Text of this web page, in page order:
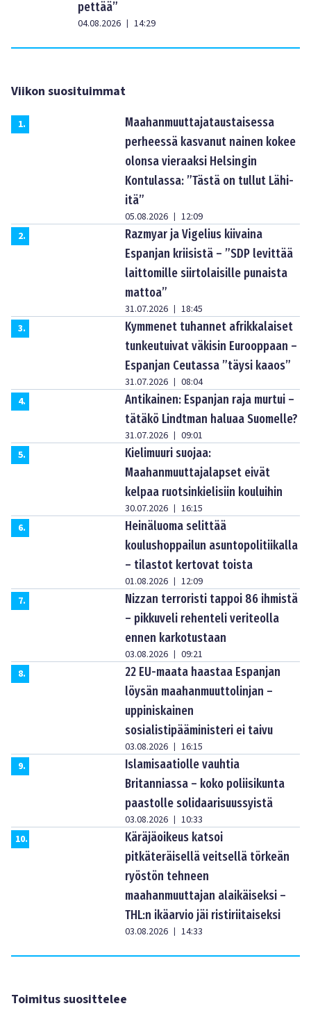
pettää”
04.08.2026 | 14:29
Viikon suosituimmat
1.
Maahanmuuttajataustaisessa
perheessä kasvanut nainen kokee
olonsa vieraaksi Helsingin
Kontulassa: ”Tästä on tullut Lähi-
itä”
05.08.2026 | 12:09
2.
Razmyar ja Vigelius kiivaina
Espanjan kriisistä – ”SDP levittää
laittomille siirtolaisille punaista
mattoa”
31.07.2026 | 18:45
3.
Kymmenet tuhannet afrikkalaiset
tunkeutuivat väkisin Eurooppaan –
Espanjan Ceutassa ”täysi kaaos”
31.07.2026 | 08:04
4.
Antikainen: Espanjan raja murtui –
tätäkö Lindtman haluaa Suomelle?
31.07.2026 | 09:01
5.
Kielimuuri suojaa:
Maahanmuuttajalapset eivät
kelpaa ruotsinkielisiin kouluihin
30.07.2026 | 16:15
6.
Heinäluoma selittää
koulushoppailun asuntopolitiikalla
– tilastot kertovat toista
01.08.2026 | 12:09
7.
Nizzan terroristi tappoi 86 ihmistä
– pikkuveli rehenteli veriteolla
ennen karkotustaan
03.08.2026 | 09:21
8.
22 EU-maata haastaa Espanjan
löysän maahanmuuttolinjan –
uppiniskainen
sosialistipääministeri ei taivu
03.08.2026 | 16:15
9.
Islamisaatiolle vauhtia
Britanniassa – koko poliisikunta
paastolle solidaarisuussyistä
03.08.2026 | 10:33
10.
Käräjäoikeus katsoi
pitkäteräisellä veitsellä törkeän
ryöstön tehneen
maahanmuuttajan alaikäiseksi –
THL:n ikäarvio jäi ristiriitaiseksi
03.08.2026 | 14:33
Toimitus suosittelee